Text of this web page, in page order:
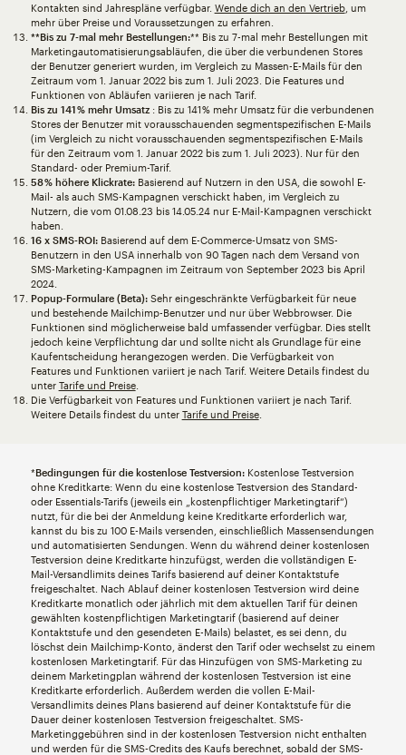
Kontakten sind Jahrespläne verfügbar. Wende dich an den Vertrieb, um
mehr über Preise und Voraussetzungen zu erfahren.
**Bis zu 7-mal mehr Bestellungen:** Bis zu 7-mal mehr Bestellungen mit
Marketingautomatisierungsabläufen, die über die verbundenen Stores
der Benutzer generiert wurden, im Vergleich zu Massen-E-Mails für den
Zeitraum vom 1. Januar 2022 bis zum 1. Juli 2023. Die Features und
Funktionen von Abläufen variieren je nach Tarif.
Bis zu 141 % mehr Umsatz: Bis zu 141 % mehr Umsatz für die verbundenen
Stores der Benutzer mit vorausschauenden segmentspezifischen E-Mails
(im Vergleich zu nicht vorausschauenden segmentspezifischen E-Mails
für den Zeitraum vom 1. Januar 2022 bis zum 1. Juli 2023). Nur für den
Standard- oder Premium-Tarif.
58 % höhere Klickrate:Basierend auf Nutzern in den USA, die sowohl E-
Mail- als auch SMS-Kampagnen verschickt haben, im Vergleich zu
Nutzern, die vom 01.08.23 bis 14.05.24 nur E-Mail-Kampagnen verschickt
haben.
16 x SMS-ROI:Basierend auf dem E-Commerce-Umsatz von SMS-
Benutzern in den USA innerhalb von 90 Tagen nach dem Versand von
SMS-Marketing-Kampagnen im Zeitraum von September 2023 bis April
2024.
Popup-Formulare (Beta):Sehr eingeschränkte Verfügbarkeit für neue
und bestehende Mailchimp-Benutzer und nur über Webbrowser. Die
Funktionen sind möglicherweise bald umfassender verfügbar. Dies stellt
jedoch keine Verpflichtung dar und sollte nicht als Grundlage für eine
Kaufentscheidung herangezogen werden. Die Verfügbarkeit von
Features und Funktionen variiert je nach Tarif. Weitere Details findest du
unter Tarife und Preise.
Die Verfügbarkeit von Features und Funktionen variiert je nach Tarif.
Weitere Details findest du unter Tarife und Preise.
*Bedingungen für die kostenlose Testversion:Kostenlose Testversion
ohne Kreditkarte: Wenn du eine kostenlose Testversion des Standard-
oder Essentials-Tarifs (jeweils ein „kostenpflichtiger Marketingtarif“)
nutzt, für die bei der Anmeldung keine Kreditkarte erforderlich war,
kannst du bis zu 100 E-Mails versenden, einschließlich Massensendungen
und automatisierten Sendungen. Wenn du während deiner kostenlosen
Testversion deine Kreditkarte hinzufügst, werden die vollständigen E-
Mail-Versandlimits deines Tarifs basierend auf deiner Kontaktstufe
freigeschaltet. Nach Ablauf deiner kostenlosen Testversion wird deine
Kreditkarte monatlich oder jährlich mit dem aktuellen Tarif für deinen
gewählten kostenpflichtigen Marketingtarif (basierend auf deiner
Kontaktstufe und den gesendeten E-Mails) belastet, es sei denn, du
löschst dein Mailchimp-Konto, änderst den Tarif oder wechselst zu einem
kostenlosen Marketingtarif. Für das Hinzufügen von SMS-Marketing zu
deinem Marketingplan während der kostenlosen Testversion ist eine
Kreditkarte erforderlich. Außerdem werden die vollen E-Mail-
Versandlimits deines Plans basierend auf deiner Kontaktstufe für die
Dauer deiner kostenlosen Testversion freigeschaltet. SMS-
Marketinggebühren sind in der kostenlosen Testversion nicht enthalten
und werden für die SMS-Credits des Kaufs berechnet, sobald der SMS-